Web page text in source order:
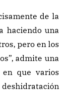
de la
haciendo una
pero en los
admite una
que varios